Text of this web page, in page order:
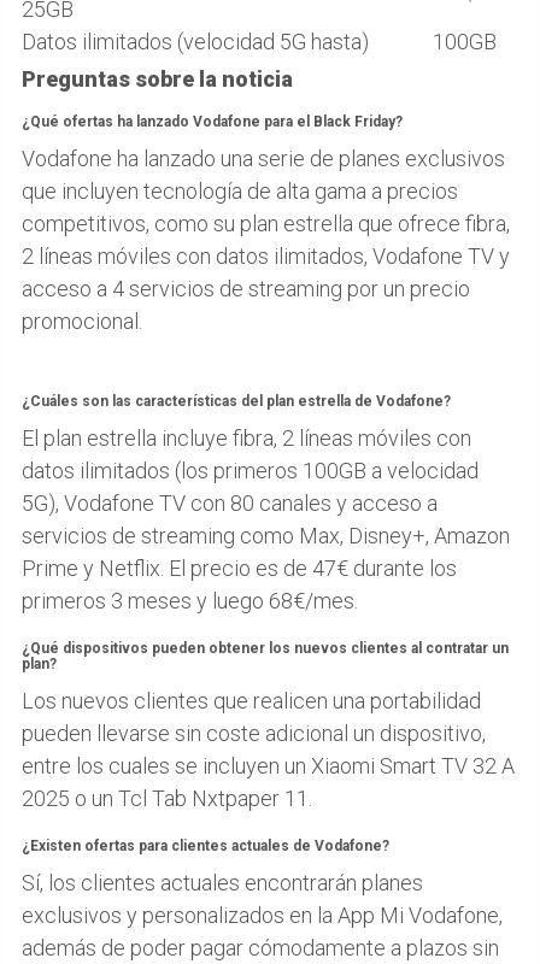
25GB
Datos ilimitados (velocidad 5G hasta)
100GB
Preguntas sobre la noticia
¿Qué ofertas ha lanzado Vodafone para el Black Friday?
Vodafone ha lanzado una serie de planes exclusivos
que incluyen tecnología de alta gama a precios
competitivos, como su plan estrella que ofrece fibra,
2 líneas móviles con datos ilimitados, Vodafone TV y
acceso a 4 servicios de streaming por un precio
promocional.
¿Cuáles son las características del plan estrella de Vodafone?
El plan estrella incluye fibra, 2 líneas móviles con
datos ilimitados (los primeros 100GB a velocidad
5G), Vodafone TV con 80 canales y acceso a
servicios de streaming como Max, Disney+, Amazon
Prime y Netflix. El precio es de 47€ durante los
primeros 3 meses y luego 68€/mes.
¿Qué dispositivos pueden obtener los nuevos clientes al contratar un
plan?
Los nuevos clientes que realicen una portabilidad
pueden llevarse sin coste adicional un dispositivo,
entre los cuales se incluyen un Xiaomi Smart TV 32 A
2025 o un Tcl Tab Nxtpaper 11.
¿Existen ofertas para clientes actuales de Vodafone?
Sí, los clientes actuales encontrarán planes
exclusivos y personalizados en la App Mi Vodafone,
además de poder pagar cómodamente a plazos sin